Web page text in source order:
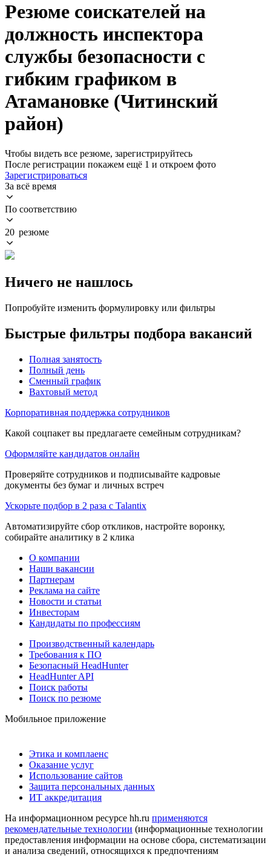
Резюме соискателей на
должность инспектора
службы безопасности с
гибким графиком в
Атамановке (Читинский
район)
Чтобы видеть все резюме, зарегистрируйтесь
После регистрации покажем ещё 1 и откроем фото
Зарегистрироваться
За всё время
По соответствию
20 резюме
Ничего не нашлось
Попробуйте изменить формулировку или фильтры
Быстрые фильтры подбора вакансий
Полная занятость
Полный день
Сменный график
Вахтовый метод
Корпоративная поддержка сотрудников
Какой соцпакет вы предлагаете семейным сотрудникам?
Оформляйте кандидатов онлайн
Проверяйте сотрудников и подписывайте кадровые
документы без бумаг и личных встреч
Ускорьте подбор в 2 раза с Talantix
Автоматизируйте сбор откликов, настройте воронку,
собирайте аналитику в 2 клика
О компании
Наши вакансии
Партнерам
Реклама на сайте
Новости и статьи
Инвесторам
Кандидаты по профессиям
Производственный календарь
Требования к ПО
Безопасный HeadHunter
HeadHunter API
Поиск работы
Поиск по резюме
Мобильное приложение
Этика и комплаенс
Оказание услуг
Использование сайтов
Защита персональных данных
ИТ аккредитация
На информационном ресурсе hh.ru применяются
рекомендательные технологии (информационные технологии
предоставления информации на основе сбора, систематизации
и анализа сведений, относящихся к предпочтениям